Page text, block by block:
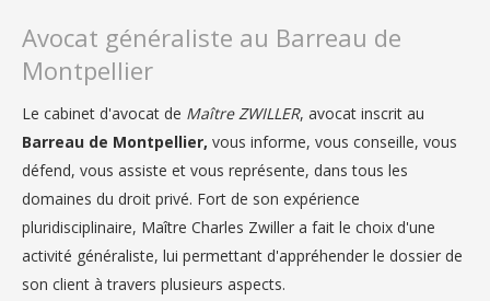
Avocat généraliste au Barreau de
Montpellier
Le cabinet d'avocat de Maître ZWILLER, avocat inscrit au
Barreau de Montpellier, vous informe, vous conseille, vous
défend, vous assiste et vous représente, dans tous les
domaines du droit privé. Fort de son expérience
pluridisciplinaire, Maître Charles Zwiller a fait le choix d'une
activité généraliste, lui permettant d'appréhender le dossier de
son client à travers plusieurs aspects.